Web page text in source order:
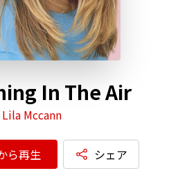
In The Air
Lila Mccann
ら再生 シェア